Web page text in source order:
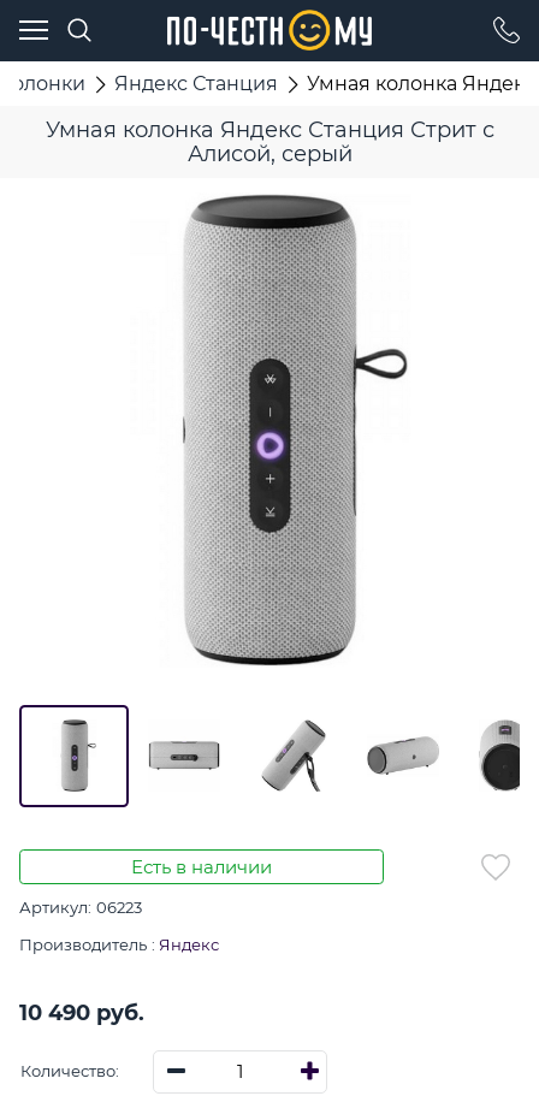
Яндекс Станция Умная колонка
Умная колонка Яндекс Станция Стрит с
Алисой, серый
Есть в наличии
Артикул: 06223
Производитель : Яндекс
10 490 руб.
Количество: